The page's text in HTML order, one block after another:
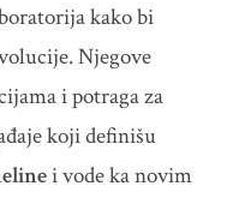
kako bi
Njegove
i potraga za
koji definišu
i vode ka novim